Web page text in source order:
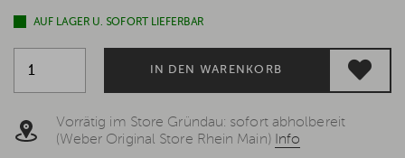
AUF LAGER U. SOFORT LIEFERBAR
IN DEN WARENKORB
Vorrätig im Store Gründau: sofort abholbereit
(Weber Original Store Rhein Main) Info